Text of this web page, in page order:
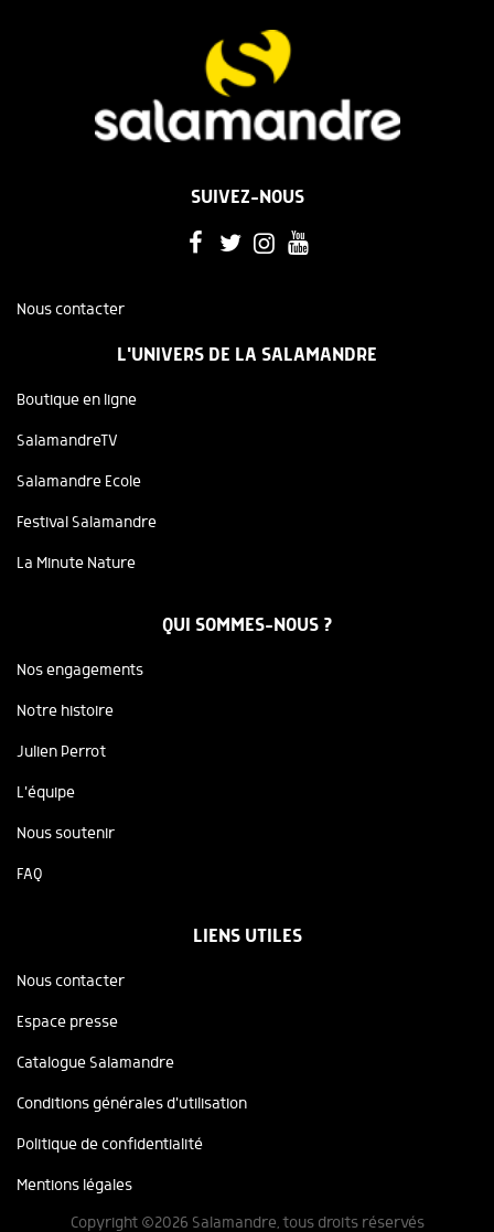
SUIVEZ-NOUS
Nous contacter
L'UNIVERS DE LA SALAMANDRE
Boutique en ligne
SalamandreTV
Salamandre Ecole
Festival Salamandre
La Minute Nature
QUI SOMMES-NOUS ?
Nos engagements
Notre histoire
Julien Perrot
L'équipe
Nous soutenir
FAQ
LIENS UTILES
Nous contacter
Espace presse
Catalogue Salamandre
Conditions générales d'utilisation
Politique de confidentialité
Mentions légales
Copyright ©2026 Salamandre, tous droits réservés